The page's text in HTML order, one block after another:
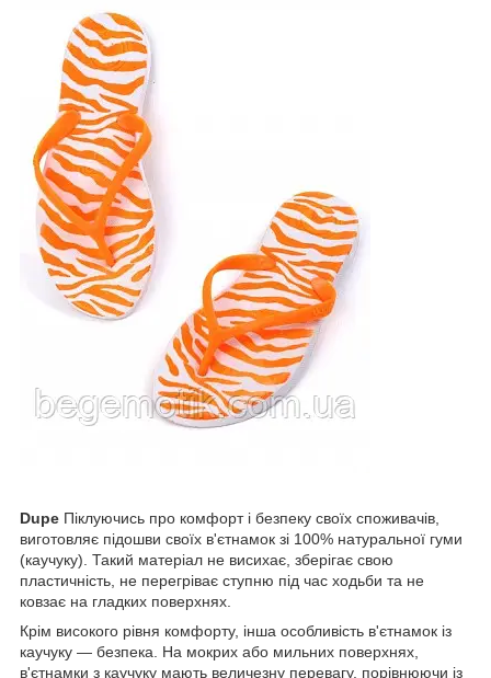
Dupe Піклуючись про комфорт і безпеку своїх споживачів,
виготовляє підошви своїх в'єтнамок зі 100% натуральної гуми
(каучуку). Такий матеріал не висихає, зберігає свою
пластичність, не перегріває ступню під час ходьби та не
ковзає на гладких поверхнях.
Крім високого рівня комфорту, інша особливість в'єтнамок із
каучуку — безпека. На мокрих або мильних поверхнях,
в'єтнамки з каучуку мають величезну перевагу, порівнюючи із